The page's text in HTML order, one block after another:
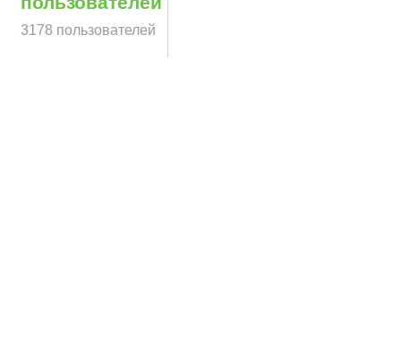
3178 пользователей